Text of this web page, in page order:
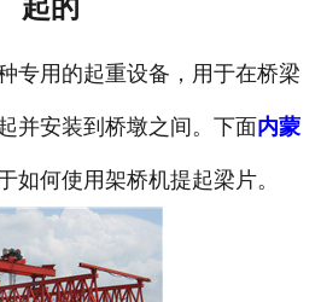
企业视频
成功案例
联系我们
起的
专用的起重设备，用于在桥梁
并安装到桥墩之间。下面内蒙
如何使用架桥机提起梁片。